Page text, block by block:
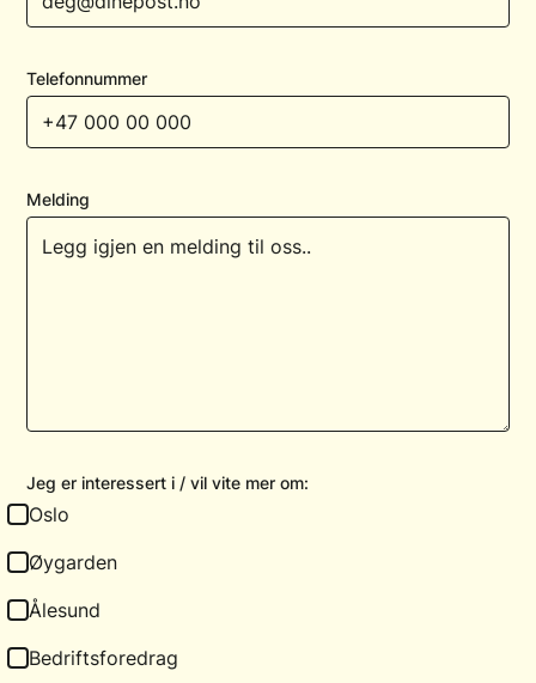
Telefonnummer
Melding
Jeg er interessert i / vil vite mer om:
Oslo
Øygarden
Ålesund
Bedriftsforedrag